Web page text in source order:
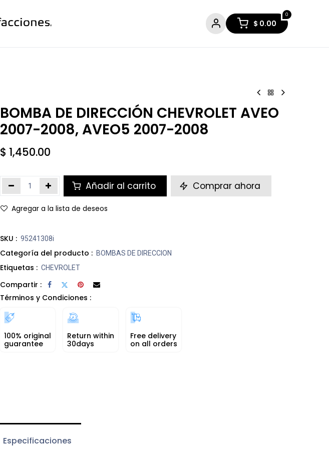
0
$ 0.00
BOMBA DE DIRECCIÓN CHEVROLET AVEO
2007-2008, AVEO5 2007-2008
$ 1,450.00
Añadir al carrito Comprar ahora
Agregar a la lista de deseos
SKU : 95241308i
Categoría del producto : BOMBAS DE DIRECCION
Etiquetas : CHEVROLET
Compartir :
Términos y Condiciones :
100% original
guarantee
Return within
30days
Free delivery
on all orders
Especificaciones